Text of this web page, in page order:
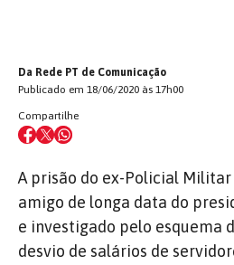
Da Rede PT de Comunicação
Publicado em 18/06/2020 às 17h00
Compartilhe
A prisão do ex-Policial
amigo de longa data do
e investigado pelo esquema
desvio de salários de